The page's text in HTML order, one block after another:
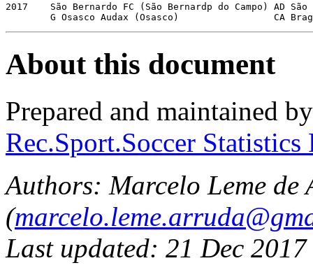
2017    São Bernardo FC (São Bernardp do Campo) AD
G Osasco Audax (Osasco)                 CA
About this document
Prepared and maintained
Rec.Sport.Soccer
Authors: Marcelo Leme de
(
Last updated: 21 Dec 2017